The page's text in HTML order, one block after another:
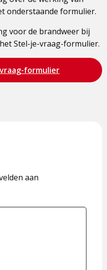
onderstaande formulier.
voor de brandweer bij
Stel-je-vraag-formulier.
formulier
aan